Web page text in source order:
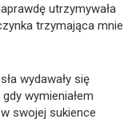
utrzymywała
trzymająca mnie
wydawały się
wymieniałem
swojej sukience